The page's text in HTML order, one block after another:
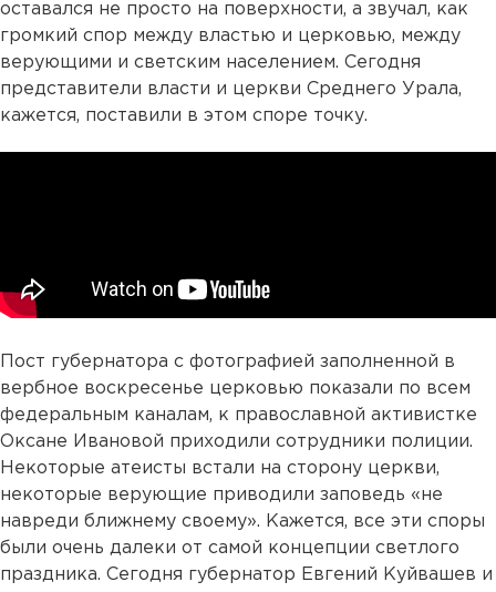
оставался не просто на поверхности, а звучал, как
громкий спор между властью и церковью, между
верующими и светским населением. Сегодня
представители власти и церкви Среднего Урала,
кажется, поставили в этом споре точку.
Пост губернатора с фотографией заполненной в
вербное воскресенье церковью показали по всем
федеральным каналам, к православной активистке
Оксане Ивановой приходили сотрудники полиции.
Некоторые атеисты встали на сторону церкви,
некоторые верующие приводили заповедь «не
навреди ближнему своему». Кажется, все эти споры
были очень далеки от самой концепции светлого
праздника. Сегодня губернатор Евгений Куйвашев и